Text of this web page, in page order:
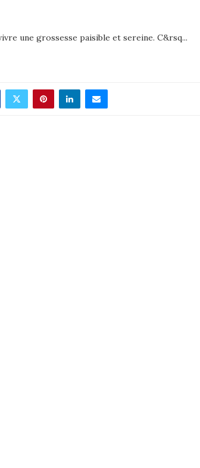
une grossesse paisible et sereine. C&rsq...